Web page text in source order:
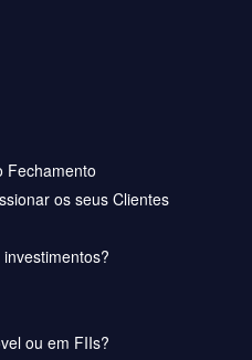
Fechamento
os seus Clientes
ou em FIIs?